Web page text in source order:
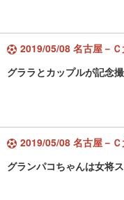
2019/05/08 名古屋－Ｃ
グララとカップルが記念撮
2019/05/08 名古屋－Ｃ
グランパコちゃんは女将